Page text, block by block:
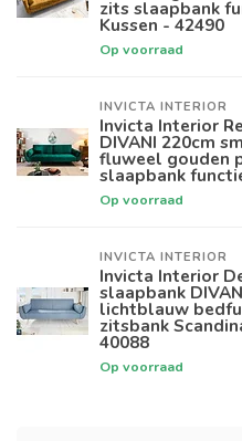
zits slaapbank
Kussen - 42490
Op voorraad
INVICTA INTERIOR
Invicta Interior
DIVANI 220cm
fluweel gouden
slaapbank
Op voorraad
INVICTA INTERIOR
Invicta Interior
slaapbank
lichtblauw
zitsbank
40088
Op voorraad